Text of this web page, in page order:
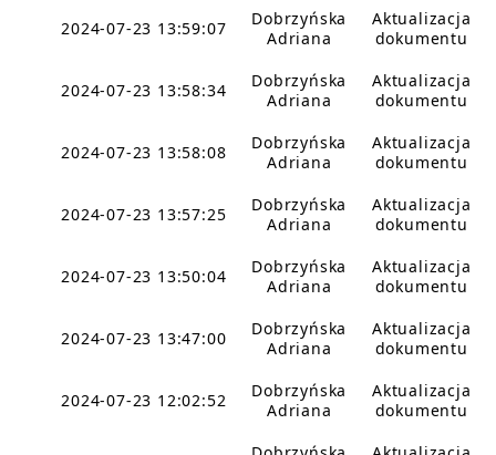
2024-07-23 13:59:07
Dobrzyńska
Adriana
Aktualizacja
dokumentu
2024-07-23 13:58:34
Dobrzyńska
Adriana
Aktualizacja
dokumentu
2024-07-23 13:58:08
Dobrzyńska
Adriana
Aktualizacja
dokumentu
2024-07-23 13:57:25
Dobrzyńska
Adriana
Aktualizacja
dokumentu
2024-07-23 13:50:04
Dobrzyńska
Adriana
Aktualizacja
dokumentu
2024-07-23 13:47:00
Dobrzyńska
Adriana
Aktualizacja
dokumentu
2024-07-23 12:02:52
Dobrzyńska
Adriana
Aktualizacja
dokumentu